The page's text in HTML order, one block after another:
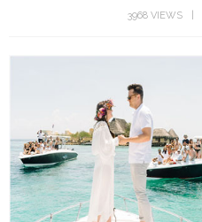
3968 VIEWS